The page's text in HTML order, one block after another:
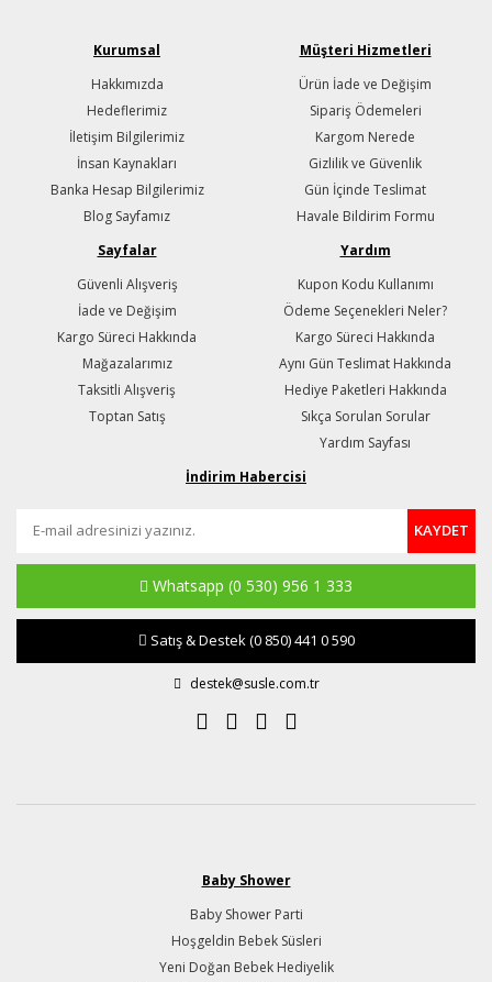
Kurumsal
Hakkımızda
Hedeflerimiz
İletişim Bilgilerimiz
İnsan Kaynakları
Banka Hesap Bilgilerimiz
Blog Sayfamız
Müşteri Hizmetleri
Ürün İade ve Değişim
Sipariş Ödemeleri
Kargom Nerede
Gizlilik ve Güvenlik
Gün İçinde Teslimat
Havale Bildirim Formu
Sayfalar
Güvenli Alışveriş
İade ve Değişim
Kargo Süreci Hakkında
Mağazalarımız
Taksitli Alışveriş
Toptan Satış
Yardım
Kupon Kodu Kullanımı
Ödeme Seçenekleri Neler?
Kargo Süreci Hakkında
Aynı Gün Teslimat Hakkında
Hediye Paketleri Hakkında
Sıkça Sorulan Sorular
Yardım Sayfası
İndirim Habercisi
KAYDET
Whatsapp (0 530) 956 1 333
Satış & Destek(0 850) 441 0 590
destek@susle.com.tr
Baby Shower
Baby Shower Parti
Hoşgeldin Bebek Süsleri
Yeni Doğan Bebek Hediyelik